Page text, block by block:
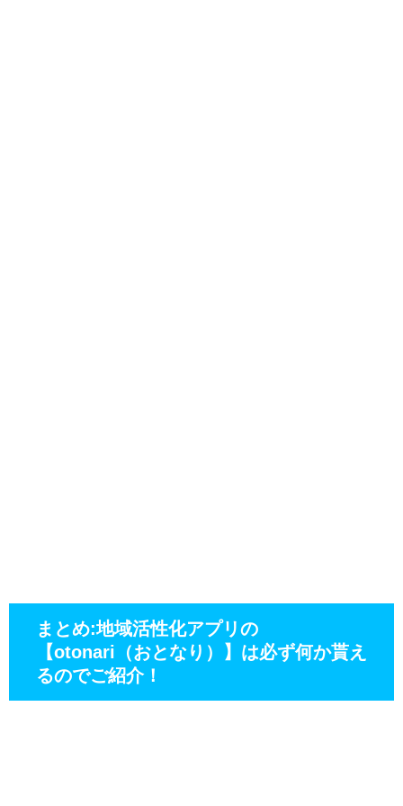
まとめ:地域活性化アプリの
【otonari（おとなり）】は必ず何か貰え
るのでご紹介！